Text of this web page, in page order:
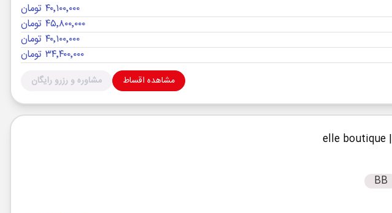
۴۰٬۱۰۰٬۰۰۰ تومان
۴۵٬۸۰۰٬۰۰۰ تومان
۴۰٬۱۰۰٬۰۰۰ تومان
۳۴٬۴۰۰٬۰۰۰ تومان
مشاهده اقساط مشاوره و رزرو رایگان
| elle boutique
BB